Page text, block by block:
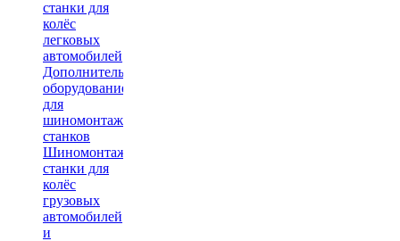
станки для
колёс
легковых
автомобилей
Дополнительное
оборудование
для
шиномонтажных
станков
Шиномонтажные
станки для
колёс
грузовых
автомобилей
и